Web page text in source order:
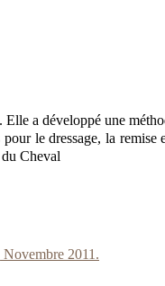
a développé une
le dressage, la
Cheval
2011.